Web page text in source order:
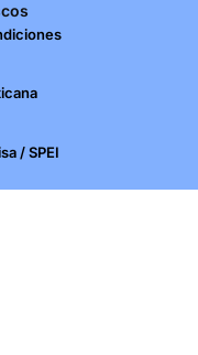
/ SPEI